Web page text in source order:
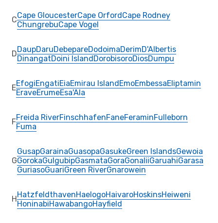
CCape GloucesterCape OrfordCape Rodney
ChungrebuCape Vogel
DDaupDaruDebepareDodoimaDerimD'Albertis
DinangatDoini IslandDorobisoroDiosDumpu
EEfogiEngatiEiaEmirau IslandEmoEmbessaEliptamin
EraveErumeEsa'Ala
FFreida RiverFinschhafenFaneFeraminFulleborn
Fuma
G
GusapGarainaGuasopaGasukeGreen IslandsGewoia
GorokaGulgubipGasmataGoraGonaliiGaruahiGarasa
GuriasoGuariGreen RiverGnarowein
H HatzfeldthavenHaelogoHaivaroHoskinsHeiweni
HoninabiHawabangoHayfield